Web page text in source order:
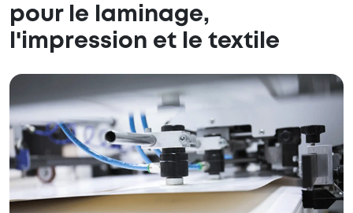
pour le laminage,
l'impression et le textile